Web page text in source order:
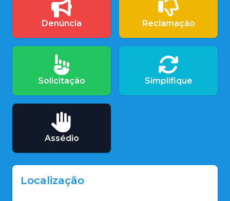
Denúncia Reclamação
Solicitação Simplifique
Assédio
Localização